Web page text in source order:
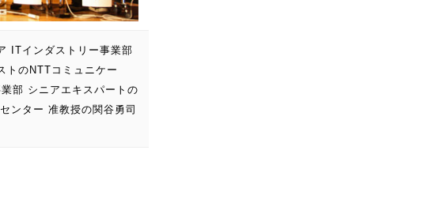
ITインダストリー事業部
トのNTTコミュニケー
部 シニアエキスパートの
ンター 准教授の関谷勇司